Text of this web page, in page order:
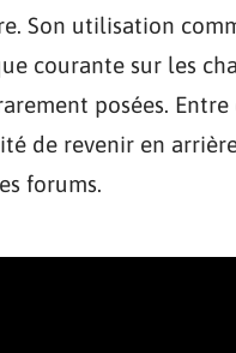
Son utilisation
courante sur les
posées.
de revenir en
forums.